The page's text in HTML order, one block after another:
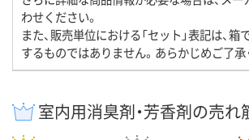
わせください。
また、販売単位における「セット」表記は、
するものではありません。あらかじめご了承
室内用消臭剤・芳香剤の売